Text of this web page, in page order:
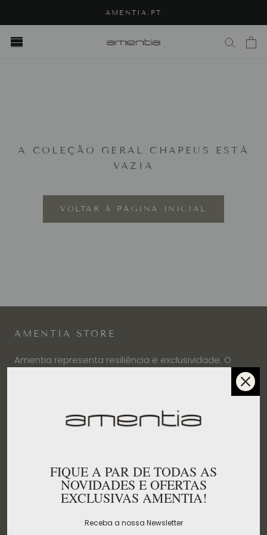
próximo
AMENTIA.PT
A COLEÇÃO GERAL CHAPEUS ESTÁ
VAZIA
VOLTAR À PÁGINA INICIAL
AMENTIA STORE
Amentia representa resiliência e exclusividade. O
Política de Privacidade
Política de Cookies
Política de Reembolso
FIQUE A PAR DE TODAS AS
NOVIDADES E OFERTAS
EXCLUSIVAS AMENTIA!
Receba a nossa Newsletter